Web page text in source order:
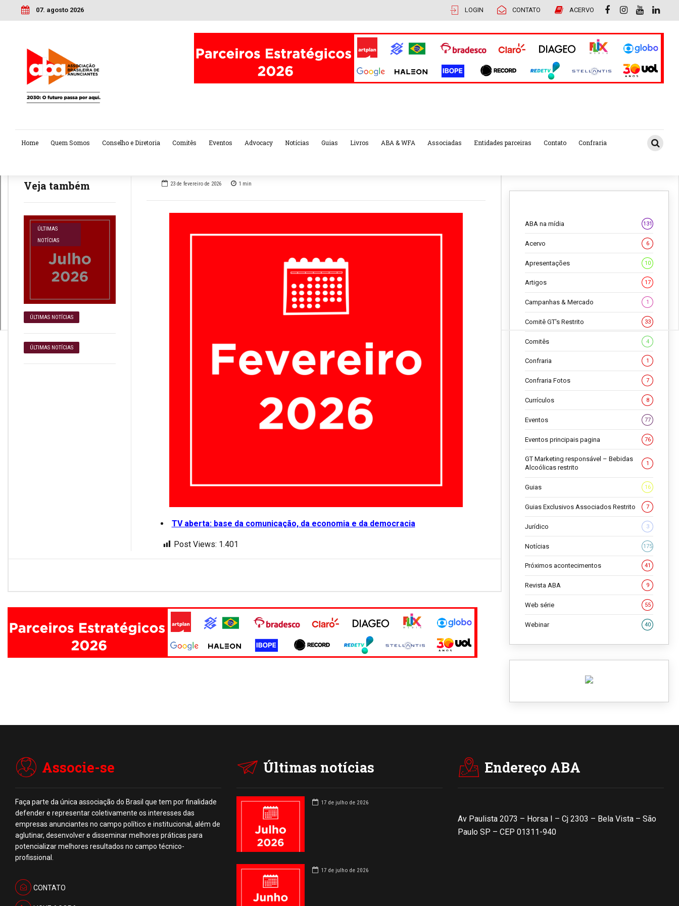
07. agosto 2026 LOGIN CONTATO ACERVO
Home Quem Somos Conselho e Diretoria Comitês Eventos Advocacy Notícias Guias Livros ABA & WFA Associadas Entidades parceiras Contato Confraria
Veja também
ÚLTIMAS
NOTÍCIAS
ÚLTIMAS NOTÍCIAS
ÚLTIMAS NOTÍCIAS
23 de fevereiro de 2026 1 min
TV aberta: base da comunicação, da economia e da democracia
Post Views: 1.401
ABA na mídia 131
Acervo 6
Apresentações 10
Artigos 17
Campanhas & Mercado 1
Comitê GT's Restrito 33
Comitês 4
Confraria 1
Confraria Fotos 7
Currículos 8
Eventos 77
Eventos principais pagina 76
GT Marketing responsável – Bebidas
Alcoólicas restrito
1
Guias 16
Guias Exclusivos Associados Restrito 7
Jurídico 3
Notícias 175
Próximos acontecimentos 41
Revista ABA 9
Web série 55
Webinar 40
Associe-se
Faça parte da única associação do Brasil que tem por finalidade
defender e representar coletivamente os interesses das
empresas anunciantes no campo político e institucional, além de
aglutinar, desenvolver e disseminar melhores práticas para
potencializar melhores resultados no campo técnico-
profissional.
CONTATO
Últimas notícias
17 de julho de 2026
17 de julho de 2026
Endereço ABA
Av Paulista 2073 – Horsa I – Cj 2303 – Bela Vista – São
Paulo SP – CEP 01311-940